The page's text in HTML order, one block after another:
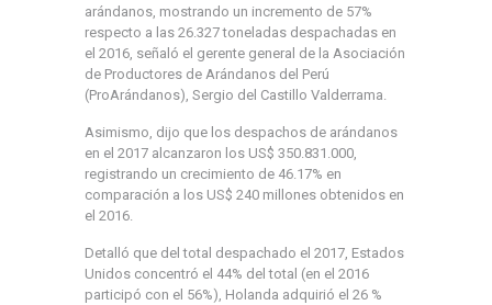
arándanos, mostrando un incremento de 57%
respecto a las 26.327 toneladas despachadas en
el 2016, señaló el gerente general de la Asociación
de Productores de Arándanos del Perú
(ProArándanos), Sergio del Castillo Valderrama.
Asimismo, dijo que los despachos de arándanos
en el 2017 alcanzaron los US$ 350.831.000,
registrando un crecimiento de 46.17% en
comparación a los US$ 240 millones obtenidos en
el 2016.
Detalló que del total despachado el 2017, Estados
Unidos concentró el 44% del total (en el 2016
participó con el 56%), Holanda adquirió el 26 %